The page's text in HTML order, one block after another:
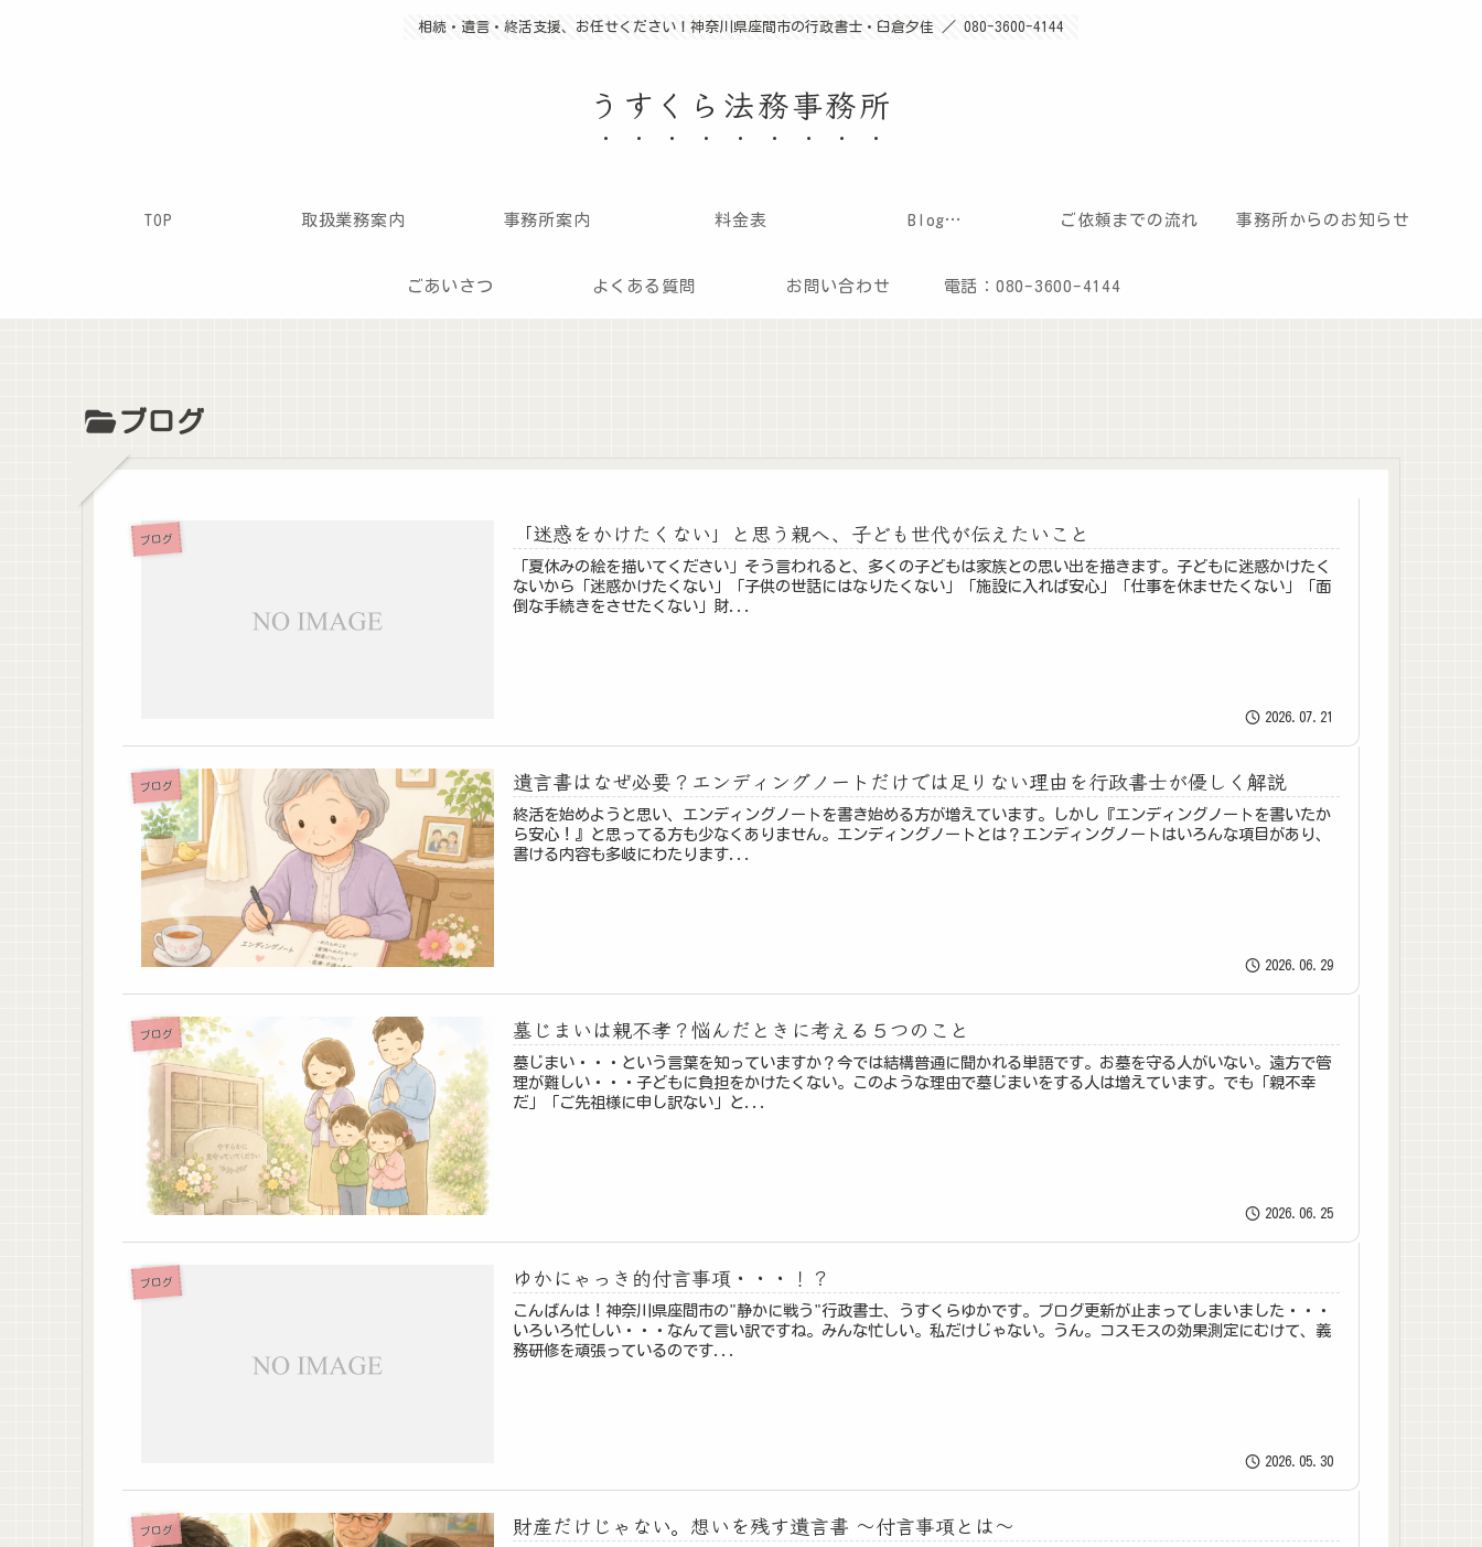
相続・遺言・終活支援、お任せください！神奈川県座間市の行政書士・臼倉夕佳 ／ 080-3600-4144
うすくら法務事務所
TOP 取扱業務案内 事務所案内 料金表 Blog… ご依頼までの流れ 事務所からのお知らせ
ごあいさつ よくある質問 お問い合わせ 電話：080-3600-4144
ブログ
ブログ 「迷惑をかけたくない」と思う親へ、子ども世代が伝えたいこと
「夏休みの絵を描いてください」そう言われると、多くの子どもは家族との思い出を描きます。子どもに迷惑かけたく
ないから「迷惑かけたくない」「子供の世話にはなりたくない」「施設に入れば安心」「仕事を休ませたくない」「面
倒な手続きをさせたくない」財...
2026.07.21
ブログ 遺言書はなぜ必要？エンディングノートだけでは足りない理由を行政書士が優しく解説
終活を始めようと思い、エンディングノートを書き始める方が増えています。しかし『エンディングノートを書いたか
ら安心！』と思ってる方も少なくありません。エンディングノートとは？エンディングノートはいろんな項目があり、
書ける内容も多岐にわたります...
2026.06.29
ブログ 墓じまいは親不孝？悩んだときに考える５つのこと
墓じまい・・・という言葉を知っていますか？今では結構普通に聞かれる単語です。お墓を守る人がいない。遠方で管
理が難しい・・・子どもに負担をかけたくない。このような理由で墓じまいをする人は増えています。でも「親不幸
だ」「ご先祖様に申し訳ない」と...
2026.06.25
ブログ ゆかにゃっき的付言事項・・・！？
こんばんは！神奈川県座間市の"静かに戦う"行政書士、うすくらゆかです。ブログ更新が止まってしまいました・・・
いろいろ忙しい・・・なんて言い訳ですね。みんな忙しい。私だけじゃない。うん。コスモスの効果測定にむけて、義
務研修を頑張っているのです...
2026.05.30
ブログ 財産だけじゃない。想いを残す遺言書 ～付言事項とは～